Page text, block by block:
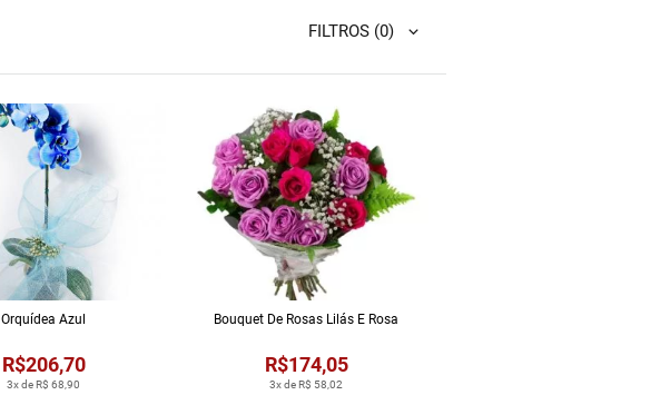
FILTROS (0)
3x de R$ 68,90
R$206,70
Orquídea Azul
3x de R$ 58,02
R$174,05
Bouquet De Rosas Lilás E Rosa